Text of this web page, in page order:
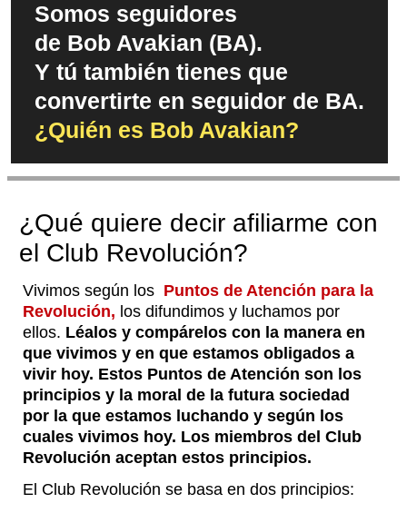
Somos seguidores
de Bob Avakian (BA).
Y tú también tienes que
convertirte en seguidor de BA.
¿Quién es Bob Avakian?
¿Qué quiere decir afiliarme con
el Club Revolución?
Vivimos según los Puntos de Atención para la
Revolución, los difundimos y luchamos por
ellos. Léalos y compárelos con la manera en
que vivimos y en que estamos obligados a
vivir hoy. Estos Puntos de Atención son los
principios y la moral de la futura sociedad
por la que estamos luchando y según los
cuales vivimos hoy. Los miembros del Club
Revolución aceptan estos principios.
El Club Revolución se basa en dos principios: